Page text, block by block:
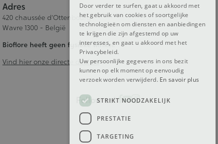
Adres
420 chaussée d'Ottenbourg
Wavre 1300 - België
Bioflore heeft geen fysieke winkel.
Vind hier onze directe dealers
Follow us!
Door verder te surfen, gaat u akkoord met
het gebruik van cookies of soortgelijke
technologieën om diensten en aanbiedingen
te krijgen die zijn afgestemd op uw
interesses, en gaat u akkoord met het
Privacybeleid.
Uw persoonlijke gegevens in ons bezit
kunnen op elk moment op eenvoudig
verzoek worden verwijderd. En savoir plus
STRIKT NOODZAKELIJK
PRESTATIE
TARGETING